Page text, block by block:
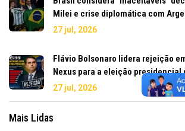
Milei e crise diplomática com
27 jul, 2026
Flávio Bolsonaro lidera rejeição
Nexus para a eleição presidencial
27 jul, 2026
Mais Lidas